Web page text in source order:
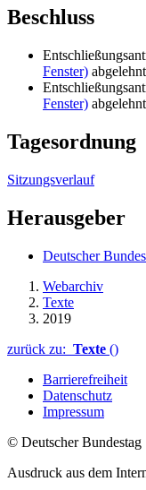
Beschluss
Fenster) abgelehnt
Fenster) abgelehnt
Tagesordnung
Sitzungsverlauf
Herausgeber
Deutscher
Webarchiv
Texte
2019
zurück zu: Texte ()
Barrierefreiheit
Datenschutz
Impressum
© Deutscher Bundestag
Ausdruck aus dem